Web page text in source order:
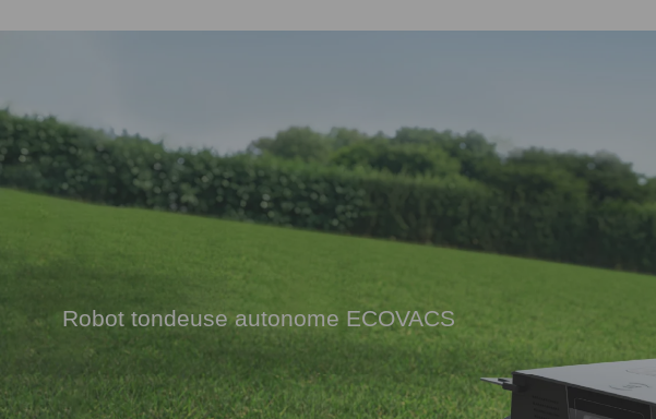
Robot tondeuse autonome ECOVACS